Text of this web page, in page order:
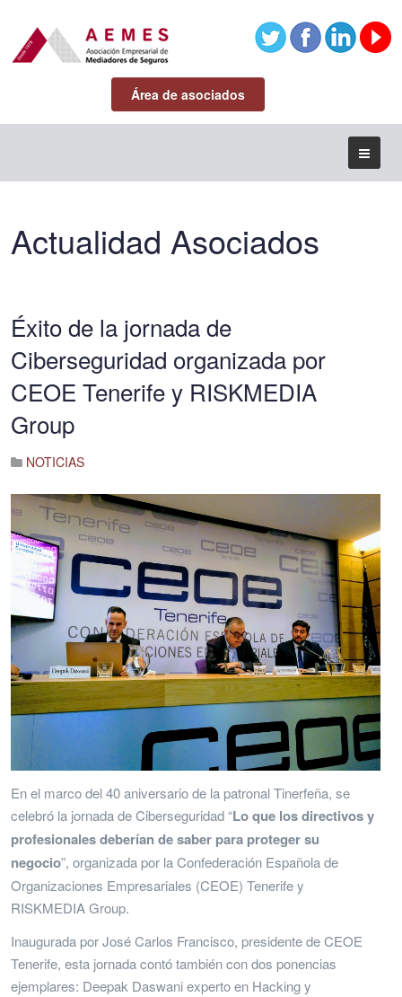
Área de asociados
Actualidad Asociados
Éxito de la jornada de
Ciberseguridad organizada por
CEOE Tenerife y RISKMEDIA
Group
NOTICIAS
En el marco del 40 aniversario de la patronal Tinerfeña, se
celebró la jornada de Ciberseguridad “Lo que los directivos y
profesionales deberían de saber para proteger su
negocio”, organizada por la Confederación Española de
Organizaciones Empresariales (CEOE) Tenerife y
RISKMEDIA Group.
Inaugurada por José Carlos Francisco, presidente de CEOE
Tenerife, esta jornada contó también con dos ponencias
ejemplares: Deepak Daswani experto en Hacking y